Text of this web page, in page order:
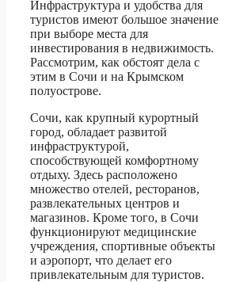
Инфраструктура и удобства для
туристов имеют большое значение
при выборе места для
инвестирования в недвижимость.
Рассмотрим, как обстоят дела с
этим в Сочи и на Крымском
полуострове.
Сочи, как крупный курортный
город, обладает развитой
инфраструктурой,
способствующей комфортному
отдыху. Здесь расположено
множество отелей, ресторанов,
развлекательных центров и
магазинов. Кроме того, в Сочи
функционируют медицинские
учреждения, спортивные объекты
и аэропорт, что делает его
привлекательным для туристов.